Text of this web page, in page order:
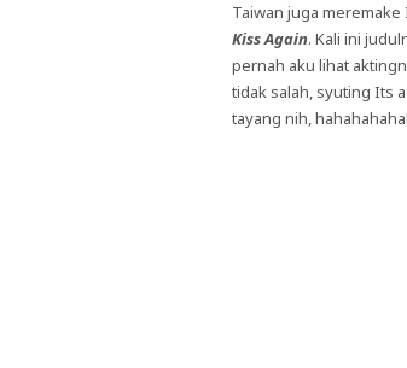
Taiwan juga
Kiss Again. Kali ini
pernah aku lihat
tidak salah, syuting Its
tayang nih,